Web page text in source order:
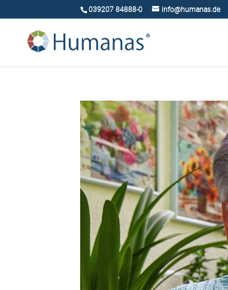
039207 84888-0 info@humanas.de